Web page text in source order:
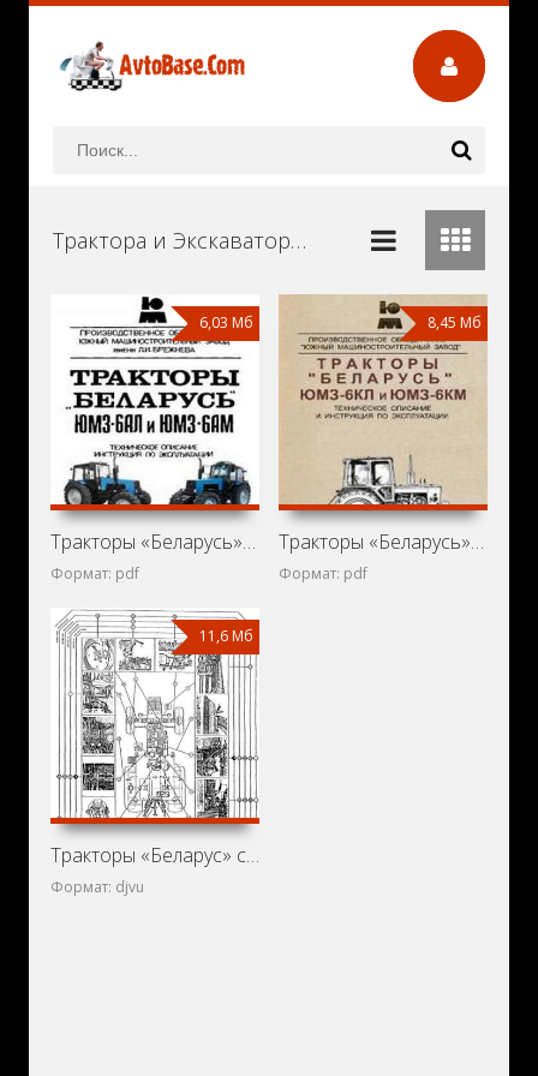
Трактора и Экскаваторы ЮМЗ Руководства и Инструкции по Ремонту и Эксплуатации Скачать Бесплатно
6,03 Мб
Тракторы «Беларусь» ЮМЗ-6АЛ, ЮМЗ-6АМ: Техническое описание
Формат: pdf
8,45 Мб
Тракторы «Беларусь» ЮМЗ-6КЛ, ЮМЗ-6КМ: Техническое описание
Формат: pdf
11,6 Мб
Тракторы «Беларус» семейств МТЗ и ЮМЗ. Устройство, работа,
Формат: djvu